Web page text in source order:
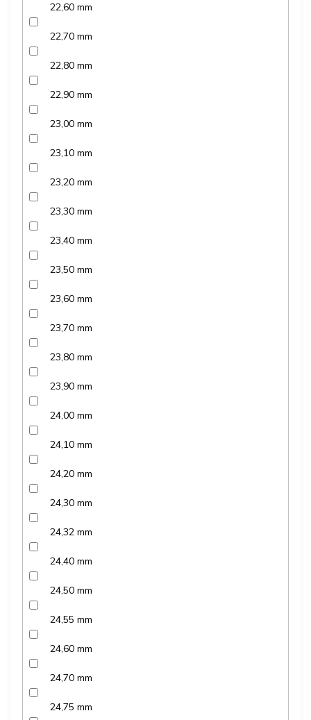
22,60 mm
22,70 mm
22,80 mm
22,90 mm
23,00 mm
23,10 mm
23,20 mm
23,30 mm
23,40 mm
23,50 mm
23,60 mm
23,70 mm
23,80 mm
23,90 mm
24,00 mm
24,10 mm
24,20 mm
24,30 mm
24,32 mm
24,40 mm
24,50 mm
24,55 mm
24,60 mm
24,70 mm
24,75 mm